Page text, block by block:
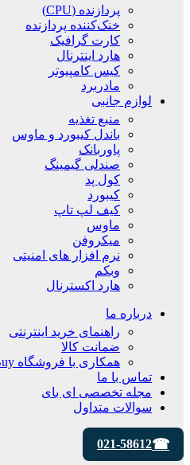
پردازنده (CPU)
خنک‌کننده پردازنده
کارت گرافیک
هارد اینترنال
کیس کامپیوتر
مادربرد
لوازم جانبی
منبع تغذیه
باندل کیبورد و ماوس
پاوربانک
صندلی گیمینگ
کول پد
کیبورد
کیف لپ تاپ
ماوس
میکروفن
نرم افزار های امنیتی
وبکم
هارد اکسترنال
درباره ما
راهنمای خرید اینترنتی
ضمانت کالا
همکاری با فروشگاه eBuy
تماس با ما
مجله تخصصی ای‌ بای
سوالات متداول
021-58612